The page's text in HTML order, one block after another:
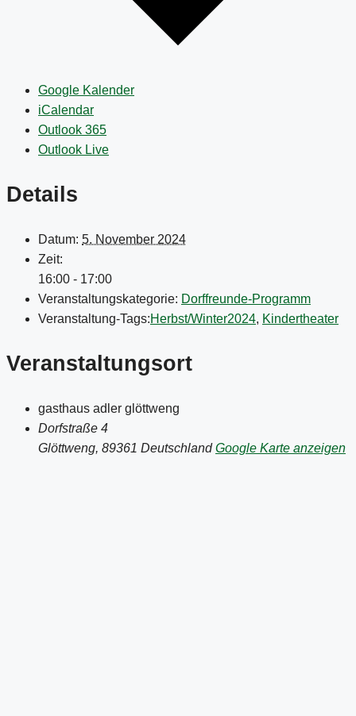
Google Kalender
iCalendar
Outlook 365
Outlook Live
Details
Datum: 5. November 2024
Zeit:
16:00 - 17:00
Veranstaltungskategorie: Dorffreunde-Programm
Veranstaltung-Tags:Herbst/Winter2024, Kindertheater
Veranstaltungsort
gasthaus adler glöttweng
Dorfstraße 4
Glöttweng, 89361 Deutschland Google Karte anzeigen